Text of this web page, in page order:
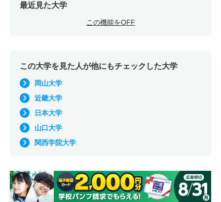
最近見た大学
この機能をOFF
この大学を見た人が他にもチェックした大学
岡山大学
近畿大学
日本大学
山口大学
関西学院大学